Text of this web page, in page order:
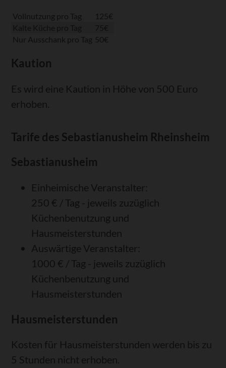
Vollnutzung pro Tag
125€
Nur Ausschank pro Tag 50€
Kaution
Es wird eine Kaution in Höhe von 500 Euro
erhoben.
Tarife des Sebastianusheim Rheinsheim
Sebastianusheim
Einheimische Veranstalter:
250 € / Tag - jeweils zuzüglich
Küchenbenutzung und
Hausmeisterstunden
Auswärtige Veranstalter:
1000 € / Tag - jeweils zuzüglich
Küchenbenutzung und
Hausmeisterstunden
Hausmeisterstunden
Kosten für Hausmeisterstunden werden bis zu
5 Stunden nicht erhoben.